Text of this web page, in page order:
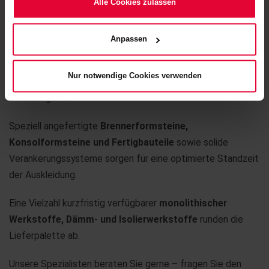
Website) bzw. derDatenschutzerklärung.
Alle Cookies zulassen
Anpassen
Nur notwendige Cookies verwenden
der feuerfesten Auskleidungen.
Steuler bietet neben den bewährten Steinauskleidungen
– mit der SpezialsorteSUPREMA CAK 710 Pein
hochverschleißfestesProdukt für diese besonderen
Belastungen an.
Speziell angefertigte Brennerformsteine,
Konsolformsteine und Fertigbauteile sowie solide
Verankerungssysteme sorgen für eine optimierte Standzeit
der Auskleidung.
Eine Vielzahl kurzfristig verfügbarer monolithischer
Werkstoffe, Dämm- und Isolierwerkstoffe runden die
Lieferpalette ab.
Unsere Spezialisten beraten Sie gerne – fragen Sie den